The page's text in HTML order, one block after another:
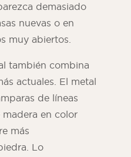
demasiado
nuevas o en
muy abiertos.
también combina
actuales. El metal
de líneas
en color
más
Lo